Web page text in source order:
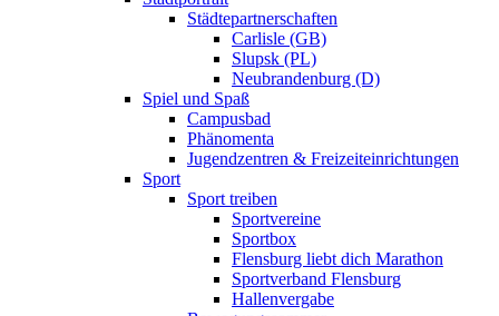
Städtepartnerschaften
Carlisle (GB)
Slupsk (PL)
Neubrandenburg (D)
Spiel und Spaß
Campusbad
Phänomenta
Jugendzentren & Freizeiteinrichtungen
Sport
Sport treiben
Sportvereine
Sportbox
Flensburg liebt dich Marathon
Sportverband Flensburg
Hallenvergabe